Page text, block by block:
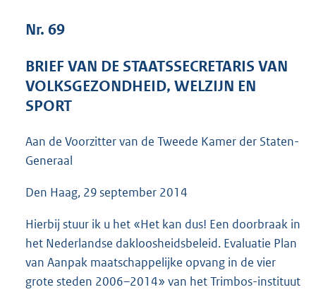
e
:
b
Nr. 69
BRIEF VAN DE STAATSSECRETARIS VAN
VOLKSGEZONDHEID, WELZIJN EN
SPORT
Aan de Voorzitter van de Tweede Kamer der Staten-
Generaal
Den Haag, 29 september 2014
Hierbij stuur ik u het «Het kan dus! Een doorbraak in
het Nederlandse dakloosheidsbeleid. Evaluatie Plan
van Aanpak maatschappelijke opvang in de vier
grote steden 2006–2014» van het Trimbos-instituut